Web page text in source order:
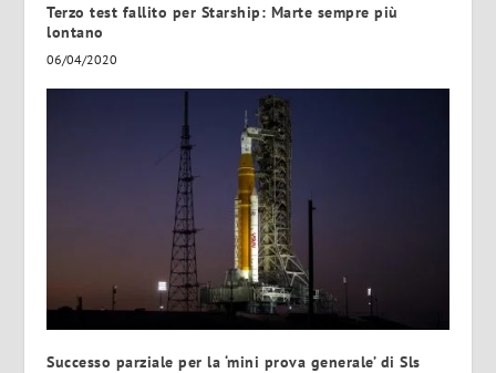
Terzo test fallito per Starship: Marte sempre più
lontano
06/04/2020
Successo parziale per la ‘mini prova generale’ di Sls